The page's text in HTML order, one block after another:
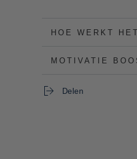
HOE WERKT HET
MOTIVATIE
Delen